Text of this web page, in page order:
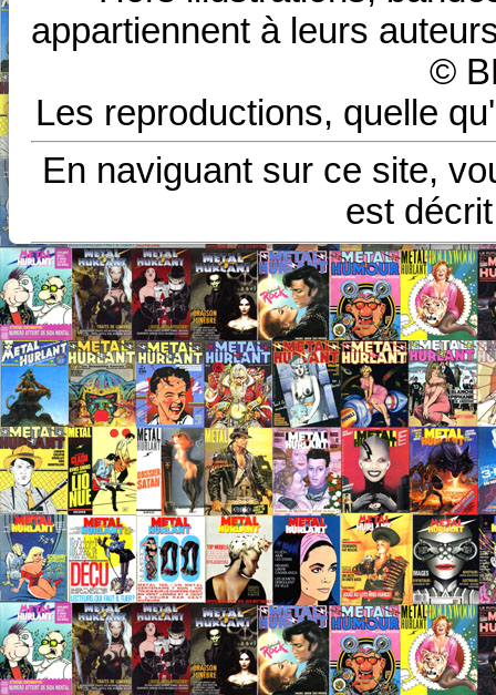
appartiennent à leurs
©
Les reproductions, quelle
En naviguant sur ce site,
est